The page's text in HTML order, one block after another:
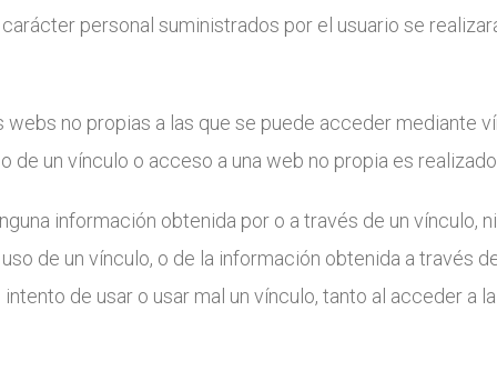
personal suministrados por el usuario se
no propias a las que se puede acceder mediante
de un vínculo o acceso a una web no propia es
información obtenida por o a través de un vínculo,
de un vínculo, o de la información obtenida a través
de usar o usar mal un vínculo, tanto al acceder a